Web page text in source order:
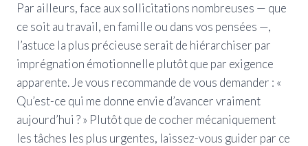
Par ailleurs, face aux sollicitations nombreuses — que
ce soit au travail, en famille ou dans vos pensées —,
l’astuce la plus précieuse serait de hiérarchiser par
imprégnation émotionnelle plutôt que par exigence
apparente. Je vous recommande de vous demander : «
Qu’est-ce qui me donne envie d’avancer vraiment
aujourd’hui ? » Plutôt que de cocher mécaniquement
les tâches les plus urgentes, laissez-vous guider par ce